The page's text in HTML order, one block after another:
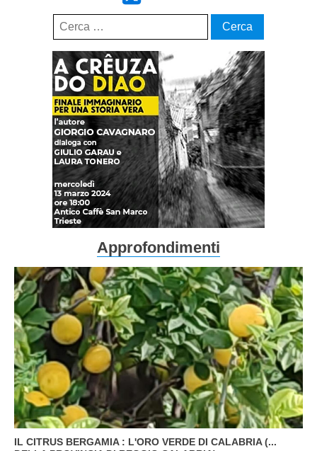
Ricerca
per:
Approfondimenti
IL CITRUS BERGAMIA : L'ORO VERDE DI CALABRIA (...